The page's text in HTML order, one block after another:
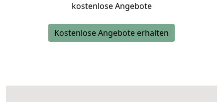
kostenlose Angebote
Kostenlose Angebote erhalten